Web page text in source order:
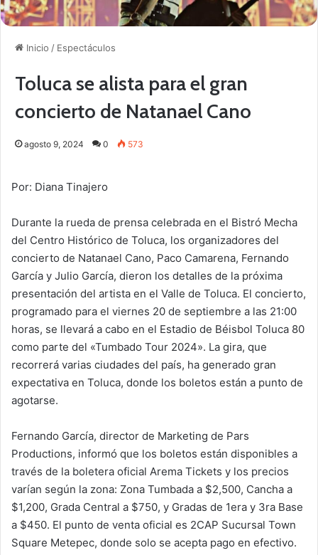
Inicio / Espectáculos
Toluca se alista para el gran
concierto de Natanael Cano
agosto 9, 2024 0 573
Por: Diana Tinajero
Durante la rueda de prensa celebrada en el Bistró Mecha
del Centro Histórico de Toluca, los organizadores del
concierto de Natanael Cano, Paco Camarena, Fernando
García y Julio García, dieron los detalles de la próxima
presentación del artista en el Valle de Toluca. El concierto,
programado para el viernes 20 de septiembre a las 21:00
horas, se llevará a cabo en el Estadio de Béisbol Toluca 80
como parte del «Tumbado Tour 2024». La gira, que
recorrerá varias ciudades del país, ha generado gran
expectativa en Toluca, donde los boletos están a punto de
agotarse.
Fernando García, director de Marketing de Pars
Productions, informó que los boletos están disponibles a
través de la boletera oficial Arema Tickets y los precios
varían según la zona: Zona Tumbada a $2,500, Cancha a
$1,200, Grada Central a $750, y Gradas de 1era y 3ra Base
a $450. El punto de venta oficial es 2CAP Sucursal Town
Square Metepec, donde solo se acepta pago en efectivo.